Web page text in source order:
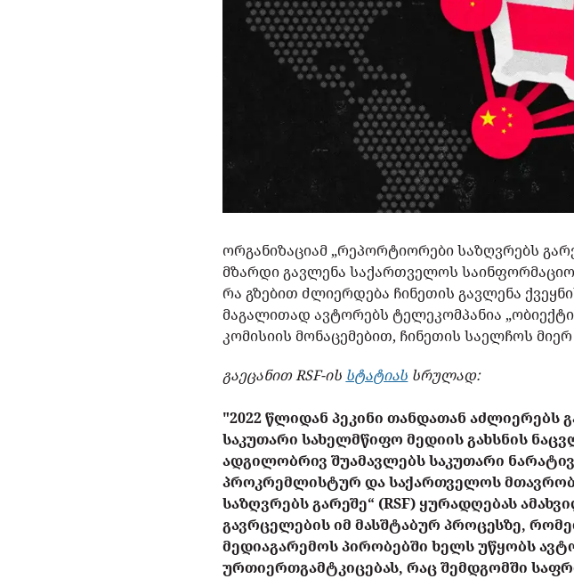
ორგანიზაციამ „რეპორტიორები საზღვრებს
მზარდი გავლენა საქართველოს
რა გზებით ძლიერდება ჩინეთის გავლენა
მაგალითად ავტორებს ტელეკომპანია
კომისიის მონაცემებით, ჩინეთის საელჩოს მიერ
გაეცანით RSF-ის სტატიას სრულად:
"2022 წლიდან პეკინი თანდათან
საკუთარი სახელმწიფო მედიის გახსნის
ადგილობრივ შუამავლებს საკუთარი
პროკრემლისტურ და საქართველოს
საზღვრებს გარეშე“ (RSF) ყურადღებას
გავრცელების იმ მასშტაბურ პროცესზე,
მედიაგარემოს პირობებში ხელს უწყობს
ურთიერთგამტკიცებას, რაც შემდგომში